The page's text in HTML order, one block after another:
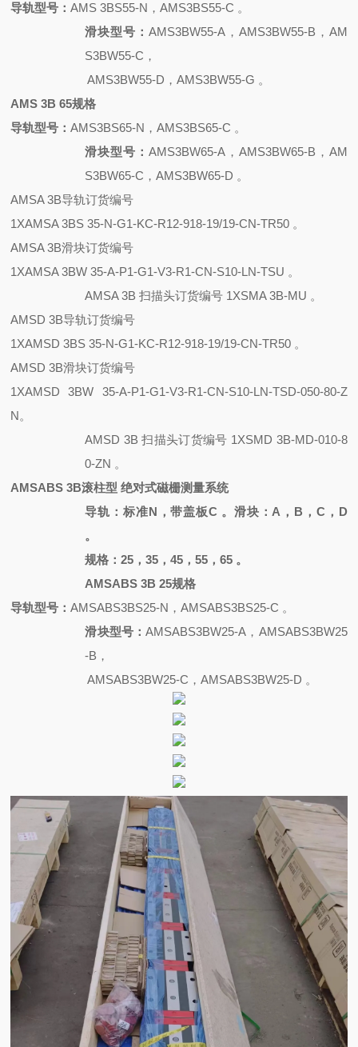
导轨型号：AMS 3BS55-N，AMS3BS55-C 。
滑块型号： AMS3BW55-A，AMS3BW55-B，AM
S3BW55-C，
AMS3BW55-D，AMS3BW55-G 。
AMS 3B 65规格
导轨型号：AMS3BS65-N，AMS3BS65-C 。
滑块型号： AMS3BW65-A，AMS3BW65-B，AM
S3BW65-C，AMS3BW65-D 。
AMSA 3B导轨订货编号
1XAMSA 3BS 35-N-G1-KC-R12-918-19/19-CN-TR50 。
AMSA 3B滑块订货编号
1XAMSA 3BW 35-A-P1-G1-V3-R1-CN-S10-LN-TSU 。
AMSA 3B 扫描头订货编号 1XSMA 3B-MU 。
AMSD 3B导轨订货编号
1XAMSD 3BS 35-N-G1-KC-R12-918-19/19-CN-TR50 。
AMSD 3B滑块订货编号
1XAMSD 3BW 35-A-P1-G1-V3-R1-CN-S10-LN-TSD-050-80-Z
N。
AMSD 3B 扫描头订货编号 1XSMD 3B-MD-010-8
0-ZN 。
AMSABS 3B滚柱型 绝对式磁栅测量系统
导轨：标准N，带盖板C 。滑块：A，B，C，D
。
规格：25，35，45，55，65 。
AMSABS 3B 25规格
导轨型号：AMSABS3BS25-N，AMSABS3BS25-C 。
滑块型号：AMSABS3BW25-A，AMSABS3BW25
-B，
AMSABS3BW25-C，AMSABS3BW25-D 。